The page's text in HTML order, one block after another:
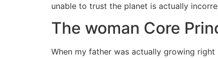
unable to trust the planet is actually
The woman Core
When my father was actually growing